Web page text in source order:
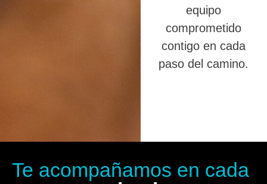
equipo
comprometido
contigo en cada
paso del camino.
Te acompañamos en cada